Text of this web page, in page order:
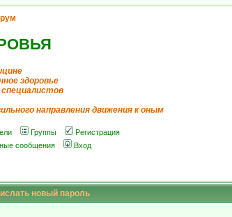
здоровье
направления движения к оным
Группы
Регистрация
сообщения Вход
новый пароль